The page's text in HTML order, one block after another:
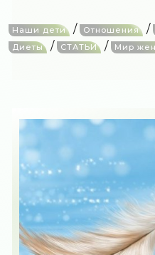
Наши дети / Отношения /
Диеты / СТАТЬИ / Мир